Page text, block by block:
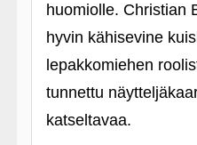
huomiolle. Christian
hyvin kähisevine
lepakkomiehen
tunnettu
katseltavaa.